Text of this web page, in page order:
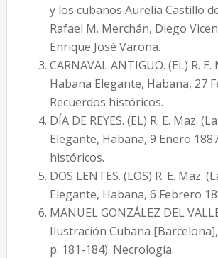
y los cubanos Aurelia Castillo
Rafael M. Merchán, Diego
Enrique José Varona.
CARNAVAL ANTIGUO. (EL) R. E.
Habana Elegante, Habana, 27
Recuerdos históricos.
DÍA DE REYES. (EL) R. E. Maz.
Elegante, Habana, 9 Enero
históricos.
DOS LENTES. (LOS) R. E. Maz.
Elegante, Habana, 6 Febrero
MANUEL GONZÁLEZ DEL
Ilustración Cubana
p. 181-184). Necrología.